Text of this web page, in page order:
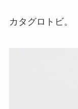
カタグロトビ。